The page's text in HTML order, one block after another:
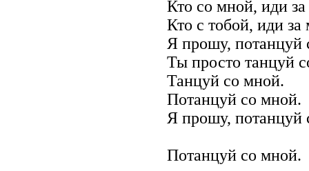
Кто со мной, иди
Кто с тобой, иди за
Я прошу, потанцуй
Ты просто танцуй
Танцуй со мной.
Потанцуй со мной.
Я прошу, потанцуй
Потанцуй со мной.